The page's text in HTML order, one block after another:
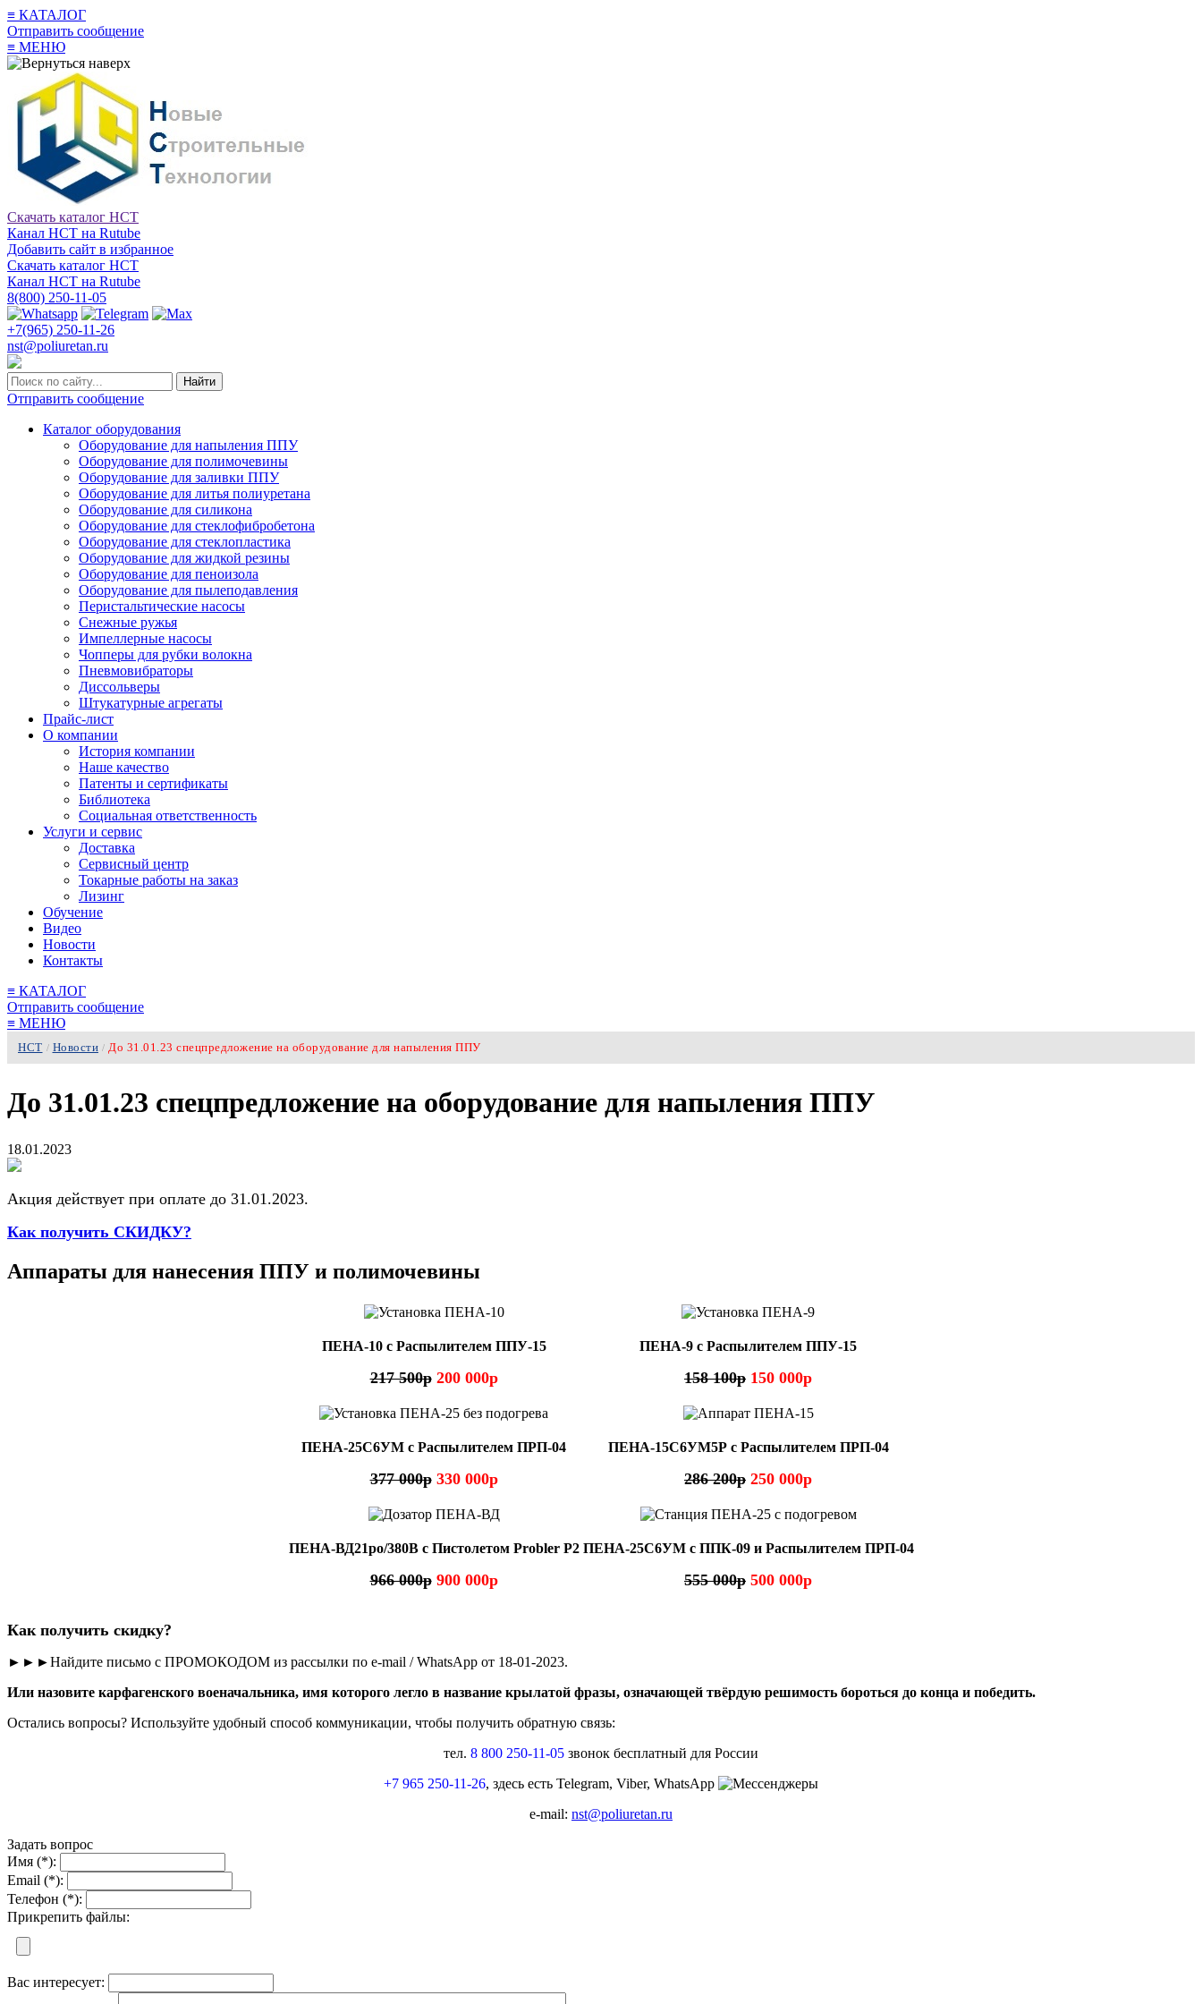
≡ КАТАЛОГ
Отправить сообщение
≡ МЕНЮ
Скачать каталог НСТ
Канал НСТ на Rutube
Добавить сайт в избранное
Скачать каталог НСТ
Канал НСТ на Rutube
8(800) 250-11-05
+7(965) 250-11-26
nst@poliuretan.ru
Найти
Отправить сообщение
Каталог оборудования
Оборудование для напыления ППУ
Оборудование для полимочевины
Оборудование для заливки ППУ
Оборудование для литья полиуретана
Оборудование для силикона
Оборудование для стеклофибробетона
Оборудование для стеклопластика
Оборудование для жидкой резины
Оборудование для пеноизола
Оборудование для пылеподавления
Перистальтические насосы
Снежные ружья
Импеллерные насосы
Чопперы для рубки волокна
Пневмовибраторы
Диссольверы
Штукатурные агрегаты
Прайс-лист
О компании
История компании
Наше качество
Патенты и сертификаты
Библиотека
Социальная ответственность
Услуги и сервис
Доставка
Сервисный центр
Токарные работы на заказ
Лизинг
Обучение
Видео
Новости
Контакты
≡ КАТАЛОГ
Отправить сообщение
≡ МЕНЮ
НСТ / Новости / До 31.01.23 спецпредложение на оборудование для напыления ППУ
До 31.01.23 спецпредложение на оборудование для напыления ППУ
18.01.2023
Акция действует при оплате до 31.01.2023.
Как получить СКИДКУ?
Аппараты для нанесения ППУ и полимочевины
ПЕНА-10 с Распылителем ППУ-15
217 500р 200 000р
ПЕНА-9 с Распылителем ППУ-15
158 100р 150 000р
ПЕНА-25C6УМ с Распылителем ПРП-04
377 000р 330 000р
ПЕНА-15С6УМ5Р с Распылителем ПРП-04
286 200р 250 000р
ПЕНА-ВД21ро/380В с Пистолетом Probler P2
966 000р 900 000р
ПЕНА-25C6УМ с ППК-09 и Распылителем ПРП-04
555 000р 500 000р
Как получить скидку?
►►►Найдите письмо с ПРОМОКОДОМ из рассылки по e-mail / WhatsApp от 18-01-2023.
Или назовите карфагенского военачальника, имя которого легло в название крылатой фразы, означающей твёрдую решимость бороться до конца и победить.
Остались вопросы? Используйте удобный способ коммуникации, чтобы получить обратную связь:
тел. 8 800 250-11-05 звонок бесплатный для России
+7 965 250-11-26, здесь есть Telegram, Viber, WhatsApp
e-mail: nst@poliuretan.ru
Задать вопрос
Имя (*):
Email (*):
Телефон (*):
Прикрепить файлы:
Вас интересует: